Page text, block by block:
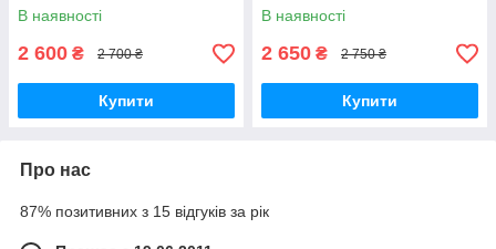
В наявності
2 600 ₴ 2 700 ₴
Купити
В наявності
2 650 ₴ 2 750 ₴
Купити
Про нас
87% позитивних з 15 відгуків за рік